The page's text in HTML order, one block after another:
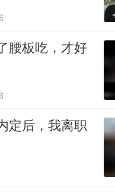
腰板吃，才好
定后，我离职